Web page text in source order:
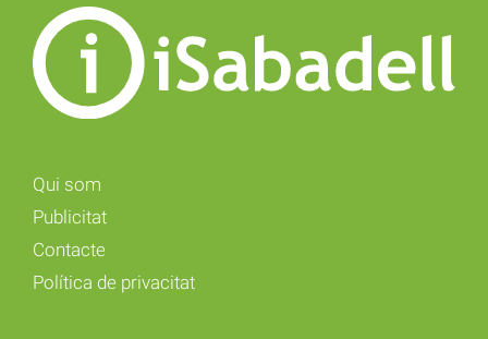
Qui som
Publicitat
Contacte
Política de privacitat